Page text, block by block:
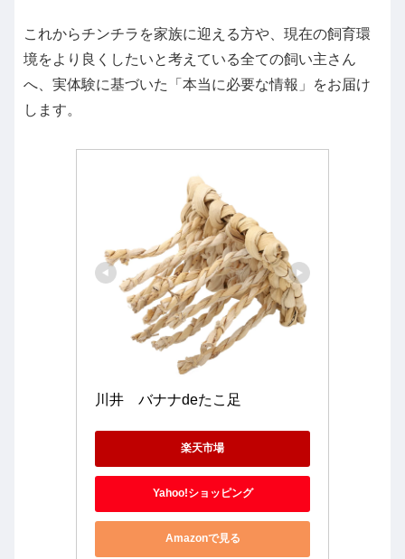
これからチンチラを家族に迎える方や、現在の飼育環
境をより良くしたいと考えている全ての飼い主さん
へ、実体験に基づいた「本当に必要な情報」をお届け
します。
川井　バナナdeたこ足
楽天市場
Yahoo!ショッピング
Amazonで見る